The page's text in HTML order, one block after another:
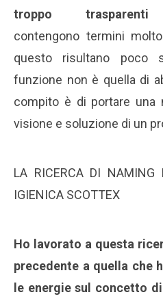
troppo trasparenti
contengono termini
questo risultano poco
funzione non è quella di
compito è di portare una
visione e soluzione di un
LA RICERCA DI NAMING
IGIENICA SCOTTEX
Ho lavorato a questa
precedente a quella che
le energie sul concetto di